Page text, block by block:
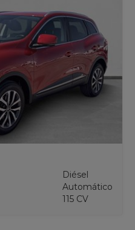
Diésel
Automático
115 CV